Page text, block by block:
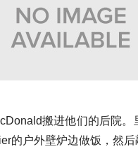
搬进他们的后院
的户外壁炉边做饭，然后